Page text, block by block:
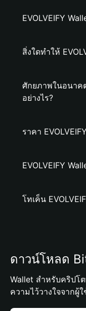
EVOLVEIFY
สิ่งใดทำให้
ศักยภาพในอนาค
อย่างไร?
ราคา
EVOLVEIFY
โทเค็น
ดาวน์โหลด
Wallet สำหรับคริปโ
ความไว้วางใจจากผู้